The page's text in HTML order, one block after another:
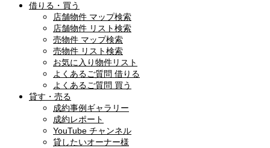
借りる・買う
店舗物件 マップ検索
店舗物件 リスト検索
売物件 マップ検索
売物件 リスト検索
お気に入り物件リスト
よくあるご質問 借りる
よくあるご質問 買う
貸す・売る
成約事例ギャラリー
成約レポート
YouTube チャンネル
貸したいオーナー様